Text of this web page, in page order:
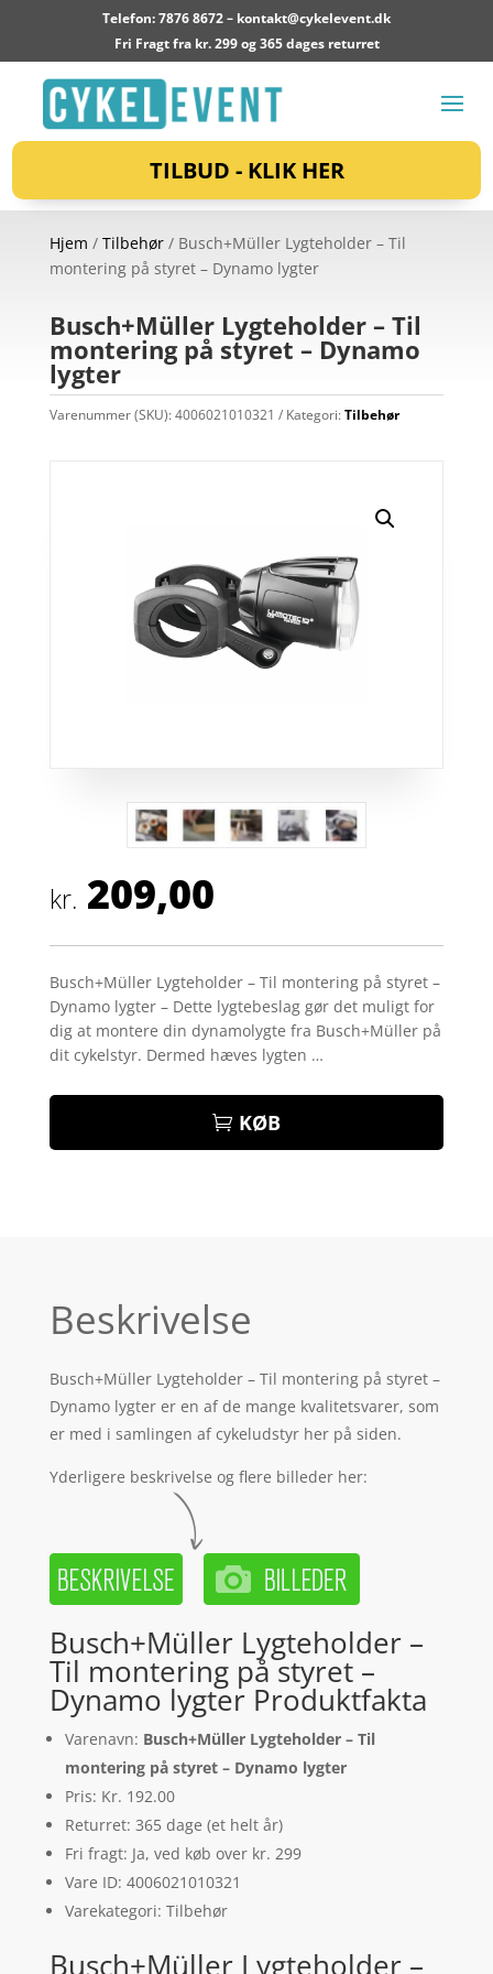
Telefon: 7876 8672 – kontakt@cykelevent.dk
Fri Fragt fra kr. 299 og 365 dages returret
TILBUD - KLIK HER
Hjem / Tilbehør/ Busch+Müller Lygteholder – Til
montering på styret – Dynamo lygter
Busch+Müller Lygteholder – Til
montering på styret – Dynamo
lygter
Varenummer (SKU):4006021010321 Kategori:Tilbehør
kr. 209,00
Busch+Müller Lygteholder – Til montering på styret –
Dynamo lygter – Dette lygtebeslag gør det muligt for
dig at montere din dynamolygte fra Busch+Müller på
dit cykelstyr. Dermed hæves lygten …
KØB
Beskrivelse
Busch+Müller Lygteholder – Til montering på styret –
Dynamo lygter er en af de mange kvalitetsvarer, som
er med i samlingen af cykeludstyr her på siden.
Yderligere beskrivelse og flere billeder her:
Busch+Müller Lygteholder –
Til montering på styret –
Dynamo lygter Produktfakta
Varenavn: Busch+Müller Lygteholder – Til
montering på styret – Dynamo lygter
Pris: Kr. 192.00
Returret: 365 dage (et helt år)
Fri fragt: Ja, ved køb over kr. 299
Vare ID: 4006021010321
Varekategori: Tilbehør
Busch+Müller Lygteholder –